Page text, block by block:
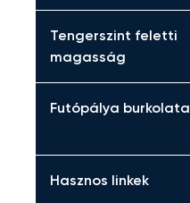
Tengerszint feletti
magasság
Futópálya burkolata
Hasznos linkek